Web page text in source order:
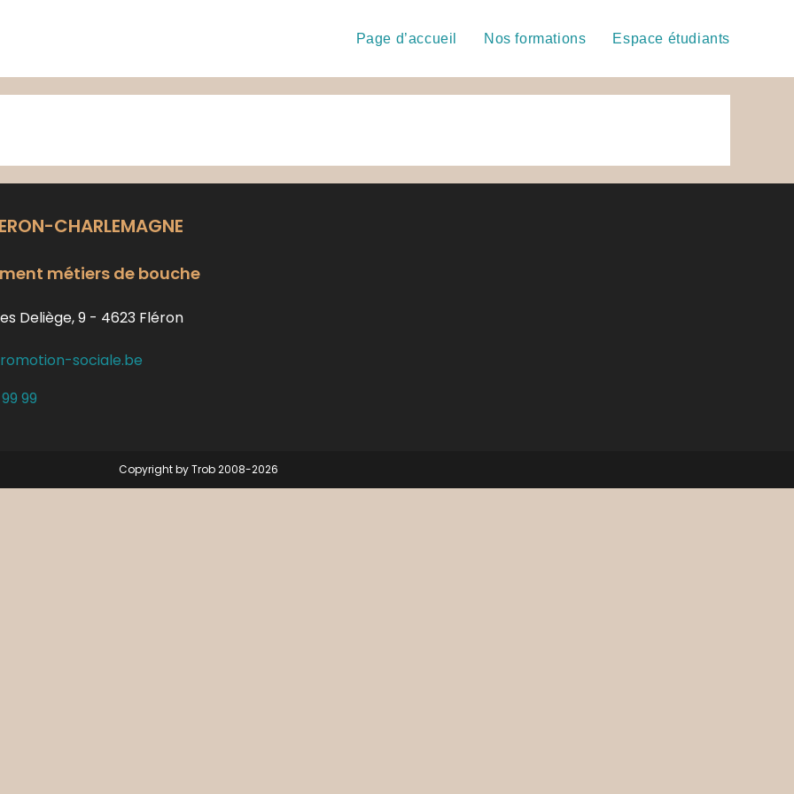
Page d’accueil Nos formations Espace étudiants
CHARLEMAGNE
métiers de bouche
Deliège, 9 - 4623 Fléron
sociale.be
99
Copyright by Trob 2008-2026